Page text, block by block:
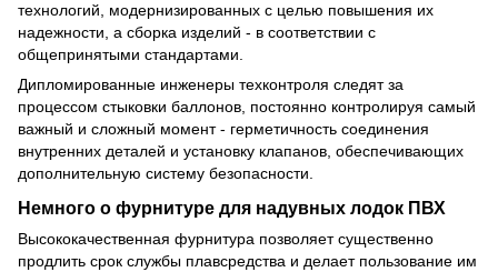
технологий, модернизированных с целью повышения их
надежности, а сборка изделий - в соответствии с
общепринятыми стандартами.
Дипломированные инженеры техконтроля следят за
процессом стыковки баллонов, постоянно контролируя самый
важный и сложный момент - герметичность соединения
внутренних деталей и установку клапанов, обеспечивающих
дополнительную систему безопасности.
Немного о фурнитуре для надувных лодок ПВХ
Высококачественная фурнитура позволяет существенно
продлить срок службы плавсредства и делает пользование им